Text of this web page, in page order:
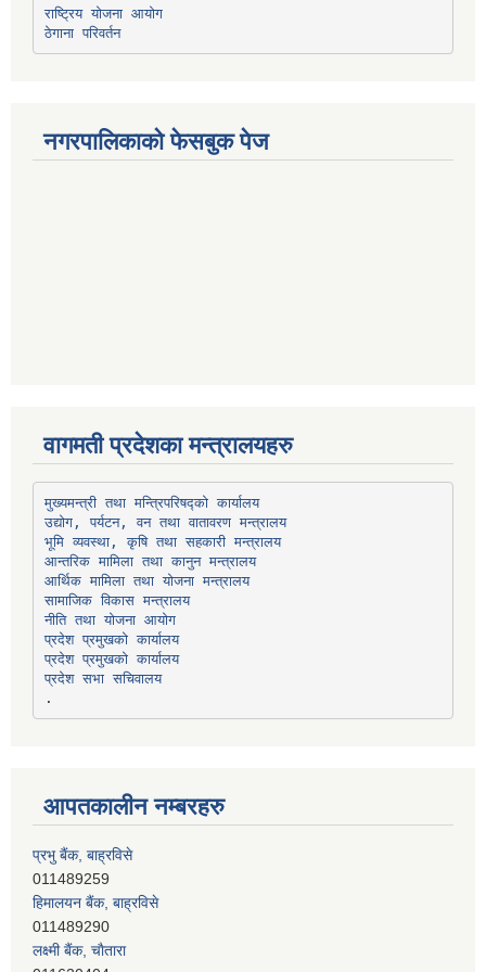
राष्ट्रिय योजना आयोग
ठेगाना परिवर्तन
नगरपालिकाको फेसबुक पेज
वागमती प्रदेशका मन्त्रालयहरु
मुख्यमन्त्री तथा मन्त्रिपरिषद्को कार्यालय
उद्योग, पर्यटन, वन तथा वातावरण मन्त्रालय
भूमि व्यवस्था, कृषि तथा सहकारी मन्त्रालय
आन्तरिक मामिला तथा कानुन मन्त्रालय
आर्थिक मामिला तथा योजना मन्त्रालय
सामाजिक विकास मन्त्रालय
नीति तथा योजना आयोग
प्रदेश प्रमुखको कार्यालय
प्रदेश प्रमुखको कार्यालय
प्रदेश सभा सचिवालय
आपतकालीन नम्बरहरु
प्रभु बैंक, बाह्रविसे
011489259
हिमालयन बैंक, बाह्रविसे
011489290
लक्ष्मी बैंक, चाैतारा